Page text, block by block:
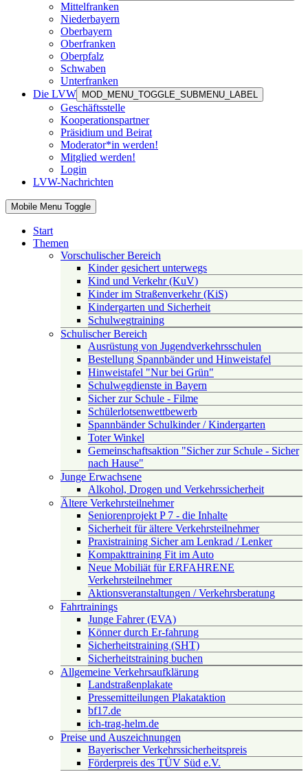
Mittelfranken
Niederbayern
Oberbayern
Oberfranken
Oberpfalz
Schwaben
Unterfranken
Die LVW
MOD_MENU_TOGGLE_SUBMENU_LABEL
Geschäftsstelle
Kooperationspartner
Präsidium und Beirat
Moderator*in werden!
Mitglied werden!
Login
LVW-Nachrichten
Mobile Menu Toggle
Start
Themen
Vorschulischer Bereich
Kinder gesichert unterwegs
Kind und Verkehr (KuV)
Kinder im Straßenverkehr (KiS)
Kindergarten und Sicherheit
Schulwegtraining
Schulischer Bereich
Ausrüstung von Jugendverkehrsschulen
Bestellung Spannbänder und Hinweistafel
Hinweistafel "Nur bei Grün"
Schulwegdienste in Bayern
Sicher zur Schule - Filme
Schülerlotsenwettbewerb
Spannbänder Schulkinder / Kindergarten
Toter Winkel
Gemeinschaftsaktion "Sicher zur Schule - Sicher
nach Hause"
Junge Erwachsene
Alkohol, Drogen und Verkehrssicherheit
Ältere Verkehrsteilnehmer
Seniorenprojekt P 7 - die Inhalte
Sicherheit für ältere Verkehrsteilnehmer
Praxistraining Sicher am Lenkrad / Lenker
Kompakttraining Fit im Auto
Neue Mobiliät für ERFAHRENE
Verkehrsteilnehmer
Aktionsveranstaltungen / Verkehrsberatung
Fahrtrainings
Junge Fahrer (EVA)
Könner durch Er-fahrung
Sicherheitstraining (SHT)
Sicherheitstraining buchen
Allgemeine Verkehrsaufklärung
Landstraßenplakate
Pressemitteilungen Plakataktion
bf17.de
ich-trag-helm.de
Preise und Auszeichnungen
Bayerischer Verkehrssicherheitspreis
Förderpreis des TÜV Süd e.V.